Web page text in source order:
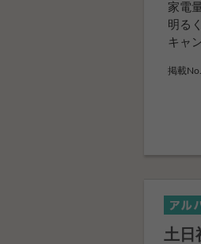
家電
明る
キャ
掲載
土日